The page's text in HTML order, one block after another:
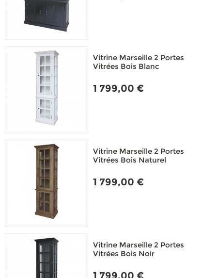
Vitrine Marseille 2 Portes
Vitrées Bois Blanc
1 799,00 €
Vitrine Marseille 2 Portes
Vitrées Bois Naturel
1 799,00 €
Vitrine Marseille 2 Portes
Vitrées Bois Noir
1 799,00 €